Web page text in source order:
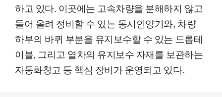
하고 있다. 이곳에는 고속차량을 분해하지 않고
들어 올려 정비할 수 있는 동시인양기와, 차량
하부의 바퀴 부분을 유지보수할 수 있는 드롭테
이블, 그리고 열차의 유지보수 자재를 보관하는
자동화창고 등 핵심 장비가 운영되고 있다.